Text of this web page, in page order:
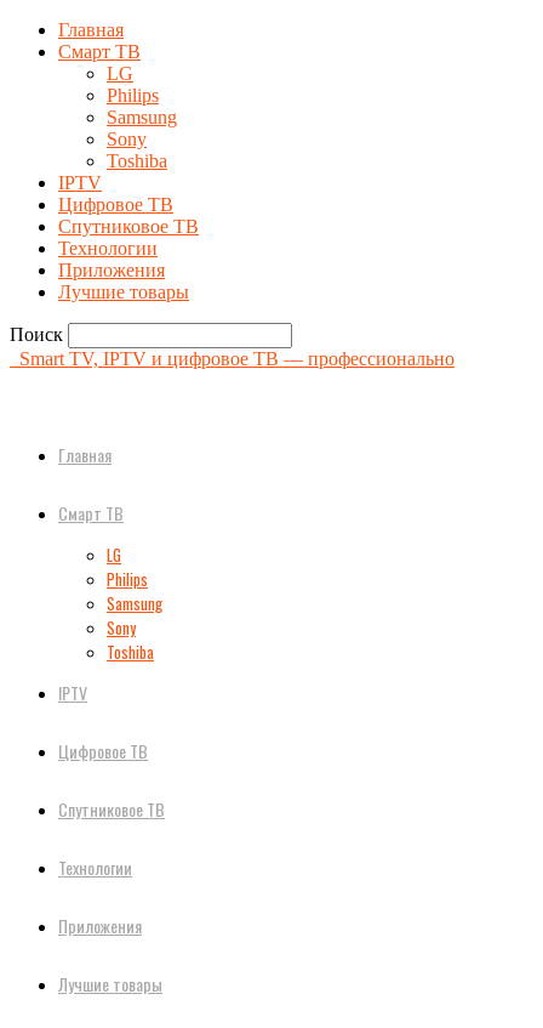
Главная
Смарт ТВ
LG
Philips
Samsung
Sony
Toshiba
IPTV
Цифровое ТВ
Спутниковое ТВ
Технологии
Приложения
Лучшие товары
Поиск
Smart TV, IPTV и цифровое ТВ — профессионально
Главная
Смарт ТВ
LG
Philips
Samsung
Sony
Toshiba
IPTV
Цифровое ТВ
Спутниковое ТВ
Технологии
Приложения
Лучшие товары